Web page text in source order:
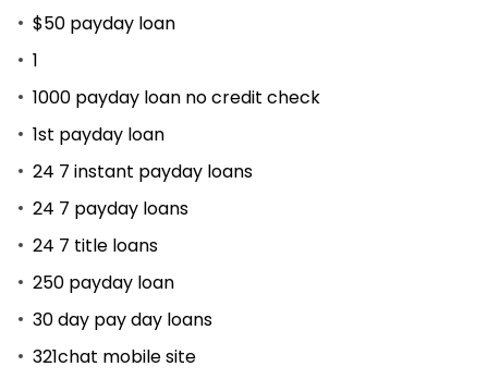
$50 payday loan
1
1000 payday loan no credit check
1st payday loan
24 7 instant payday loans
24 7 payday loans
24 7 title loans
250 payday loan
30 day pay day loans
321chat mobile site